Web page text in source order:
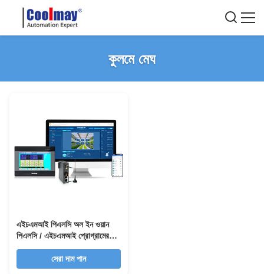
কুলমে মেঘ
এইচএমআই পিএলসি অল ইন ওয়ান
পিএলসি / এইচএমআই প্রোগ্রামের
এবং সরঞ্জাম অ্যালার্ম পুশ বিজ্ঞপ্তি সহ
সেরা দাম পান